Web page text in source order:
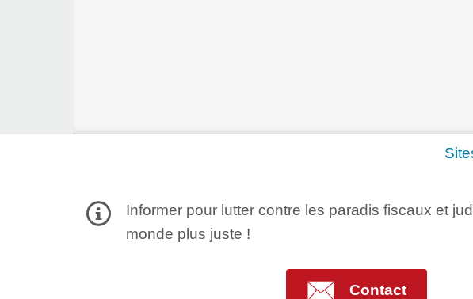
Informer pour lutter contre les paradis fiscaux et
monde plus juste !
Contact